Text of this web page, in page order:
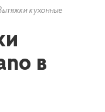
кухонные
в